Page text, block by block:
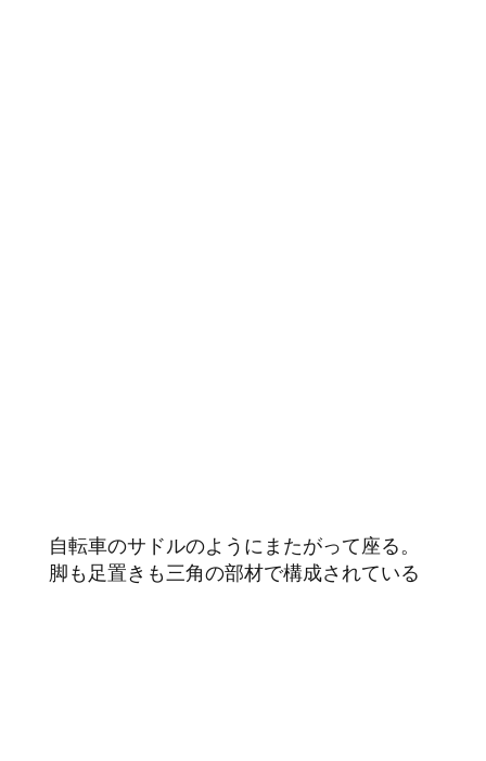
自転車のサドルのようにまたがって座る。
脚も足置きも三角の部材で構成されている